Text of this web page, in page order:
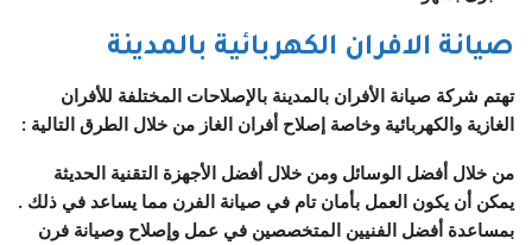
صيانة الافران الكهربائية بالمدينة
تهتم شركة صيانة الأفران بالمدينة بالإصلاحات المختلفة للأفران
الغازية والكهربائية وخاصة إصلاح أفران الغاز من خلال الطرق التالية :
من خلال أفضل الوسائل ومن خلال أفضل الأجهزة التقنية الحديثة
يمكن أن يكون العمل بأمان تام في صيانة الفرن مما يساعد في ذلك .
بمساعدة أفضل الفنيين المتخصصين في عمل وإصلاح وصيانة فرن